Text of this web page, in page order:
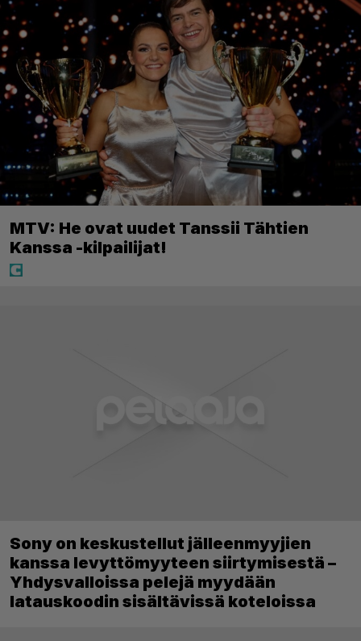
MTV: He ovat uudet Tanssii Tähtien
Kanssa -kilpailijat!
Sony on keskustellut jälleenmyyjien
kanssa levyttömyyteen siirtymisestä –
Yhdysvalloissa pelejä myydään
latauskoodin sisältävissä koteloissa